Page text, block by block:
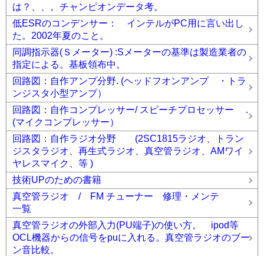
は？、、。チャンピオンデータ考。
低ESRのコンデンサー： インテルがPC用に言い出し
た。2002年夏のこと。
同調指示器(Ｓメーター) :Sメーターの基準は製造業者の
指定による。基板領布中。
回路図：自作アンプ分野. (ヘッドフオンアンプ ・トラ
ンジスタ小型アンプ）
回路図：自作コンプレッサー/ スピーチプロセッサー .
(マイクコンプレッサー）
回路図：自作ラジオ分野 (2SC1815ラジオ、トラン
ジスタラジオ、再生式ラジオ、真空管ラジオ、AMワイ
ヤレスマイク、等 )
技術UPのための書籍
真空管ラジオ / FM チューナー 修理・メンテ
一覧
真空管ラジオの外部入力(PU端子)の使い方。 ipod等
OCL機器からの信号をpuに入れる。真空管ラジオのブー
ン音比較。